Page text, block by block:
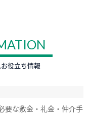
役立ち情報
要な敷金・礼金・仲介手